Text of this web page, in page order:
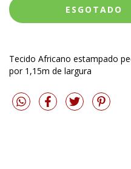
Tecido Africano estampado
por 1,15m de largura